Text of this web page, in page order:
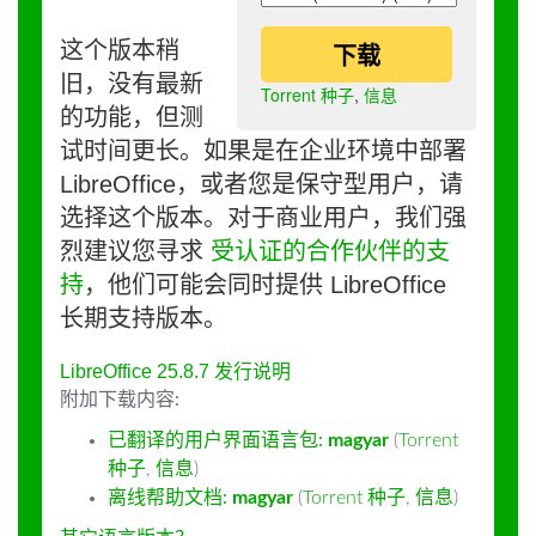
下载
Torrent 种子, 信息
这个版本稍
旧，没有最新
的功能，但测
试时间更长。如果是在企业环境中部署
LibreOffice，或者您是保守型用户，请
选择这个版本。对于商业用户，我们强
烈建议您寻求 受认证的合作伙伴的支
持，他们可能会同时提供 LibreOffice
长期支持版本。
LibreOffice 25.8.7 发行说明
附加下载内容:
已翻译的用户界面语言包: magyar (Torrent
种子, 信息)
离线帮助文档: magyar (Torrent 种子, 信息)